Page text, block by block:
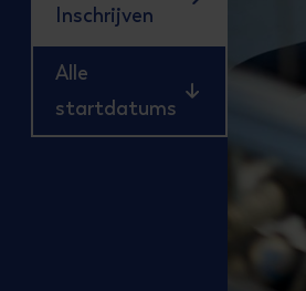
Inschrijven
Alle
startdatums